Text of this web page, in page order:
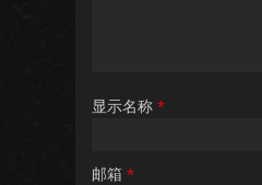
显示名称 *
邮箱 *